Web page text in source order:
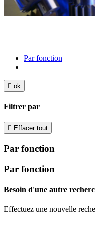
Par fonction
 ok
Filtrer par
 Effacer tout
Par fonction
Par fonction
Besoin d'une autre
Effectuez une nouvelle